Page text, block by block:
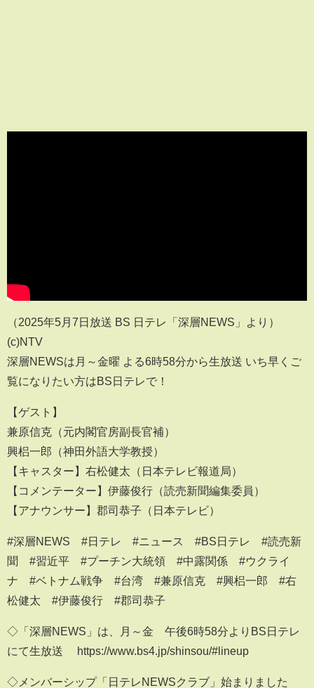
（2025年5月7日放送 BS 日テレ「深層NEWS」より）
(c)NTV
深層NEWSは月～金曜 よる6時58分から生放送 いち早くご
覧になりたい方はBS日テレで！
【ゲスト】
兼原信克（元内閣官房副長官補）
興梠一郎（神田外語大学教授）
【キャスター】右松健太（日本テレビ報道局）
【コメンテーター】伊藤俊行（読売新聞編集委員）
【アナウンサー】郡司恭子（日本テレビ）
#深層NEWS #日テレ #ニュース #BS日テレ #読売新
聞 #習近平 #プーチン大統領 #中露関係 #ウクライ
ナ #ベトナム戦争 #台湾 #兼原信克 #興梠一郎 #右
松健太 #伊藤俊行 #郡司恭子
◇「深層NEWS」は、月～金 午後6時58分よりBS日テレ
にて生放送 https://www.bs4.jp/shinsou/#lineup
◇メンバーシップ「日テレNEWSクラブ」始まりました